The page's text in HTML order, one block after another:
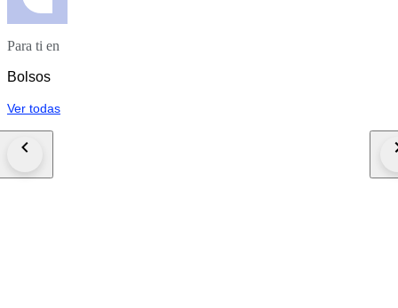
Para ti en
Bolsos
Ver todas